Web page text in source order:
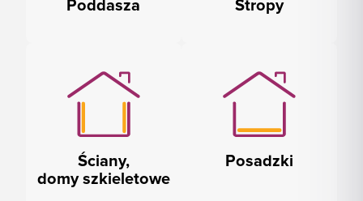
Poddasza Stropy
Ściany,
domy szkieletowe
Posadzki